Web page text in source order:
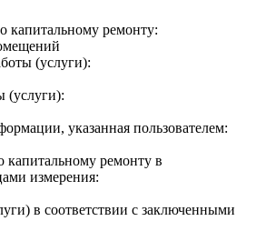
капитальному ремонту:
(услуги):
(услуги):
указанная пользователем:
капитальному ремонту в
измерения:
в соответствии с заключенными